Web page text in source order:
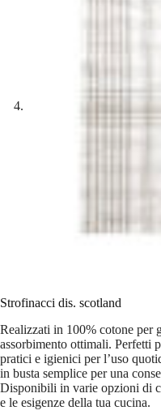
Strofinacci dis. scotland
Realizzati in 100% cotone per
assorbimento ottimali. Perfetti
pratici e igienici per l’uso
in busta semplice per una
Disponibili in varie opzioni di
e le esigenze della tua cucina.